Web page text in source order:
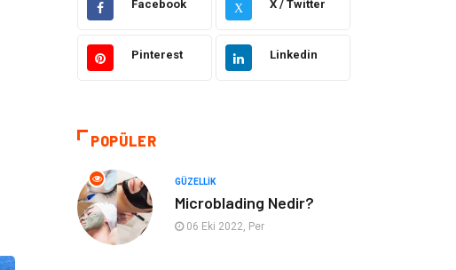
Sağlıklı Yaşam
Bilgisayar ve
Moda
Emlak Spor
Facebook X X / Twitter
Pinterest Linkedin
POPÜLER
GÜZELLIK
Microblading Nedir?
06 Eki 2022, Per